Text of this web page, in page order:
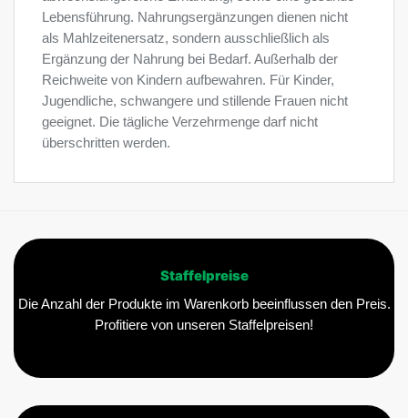
Lebensführung. Nahrungsergänzungen dienen nicht
als Mahlzeitenersatz, sondern ausschließlich als
Ergänzung der Nahrung bei Bedarf. Außerhalb der
Reichweite von Kindern aufbewahren. Für Kinder,
Jugendliche, schwangere und stillende Frauen nicht
geeignet. Die tägliche Verzehrmenge darf nicht
überschritten werden.
Staffelpreise
Die Anzahl der Produkte im Warenkorb beeinflussen den Preis.
Profitiere von unseren Staffelpreisen!